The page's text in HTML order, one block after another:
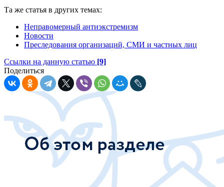
Та же статья в других темах:
Неправомерный антиэкстремизм
Новости
Преследования организаций, СМИ и частных лиц
Ссылки на данную статью [9]
Поделиться